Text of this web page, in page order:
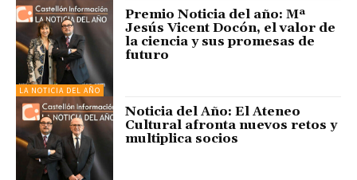
LA NOTICIA DEL AÑO
Premio Noticia del año: Mª
Jesús Vicent Docón, el valor de
la ciencia y sus promesas de
futuro
Noticia del Año: El Ateneo
Cultural afronta nuevos retos y
multiplica socios